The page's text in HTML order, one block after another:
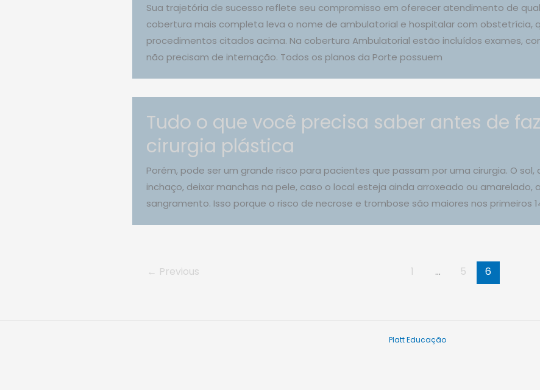
Sua trajetória de sucesso reflete seu compromisso em oferecer atendimento de
cobertura mais completa leva o nome de ambulatorial e hospitalar com obstetrícia,
procedimentos citados acima. Na cobertura Ambulatorial estão incluídos exames,
não precisam de internação. Todos os planos da Porte possuem
Tudo o que você precisa saber antes de
cirurgia plástica
Porém, pode ser um grande risco para pacientes que passam por uma cirurgia. O
inchaço, deixar manchas na pele, caso o local esteja ainda arroxeado ou amarelado,
sangramento. Isso porque o risco de necrose e trombose são maiores nos primeiros
← Previous 1 … 5 6
Platt Educação